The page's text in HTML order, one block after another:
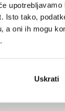
Isto tako,
a oni ih mogu
Uskrati
proteini
proteini